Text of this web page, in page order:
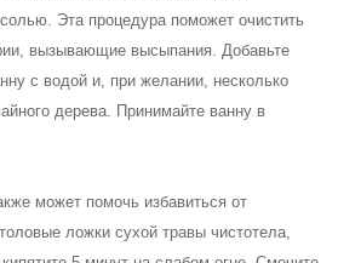
Эта процедура поможет очистить
вызывающие высыпания. Добавьте
с водой и, при желании, несколько
дерева. Принимайте ванну в
может помочь избавиться от
ложки сухой травы чистотела,